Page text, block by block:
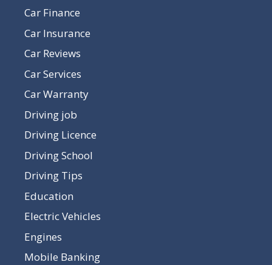
Car Finance
Car Insurance
Car Reviews
Car Services
Car Warranty
Driving job
Driving Licence
Driving School
Driving Tips
Education
Electric Vehicles
Engines
Mobile Banking